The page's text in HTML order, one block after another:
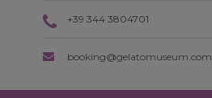
+39 344 3804701
booking@gelatomuseum.com